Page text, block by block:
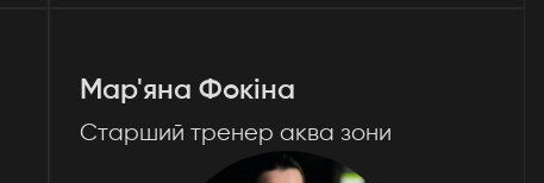
Мар'яна Фокіна
Старший тренер аква зони